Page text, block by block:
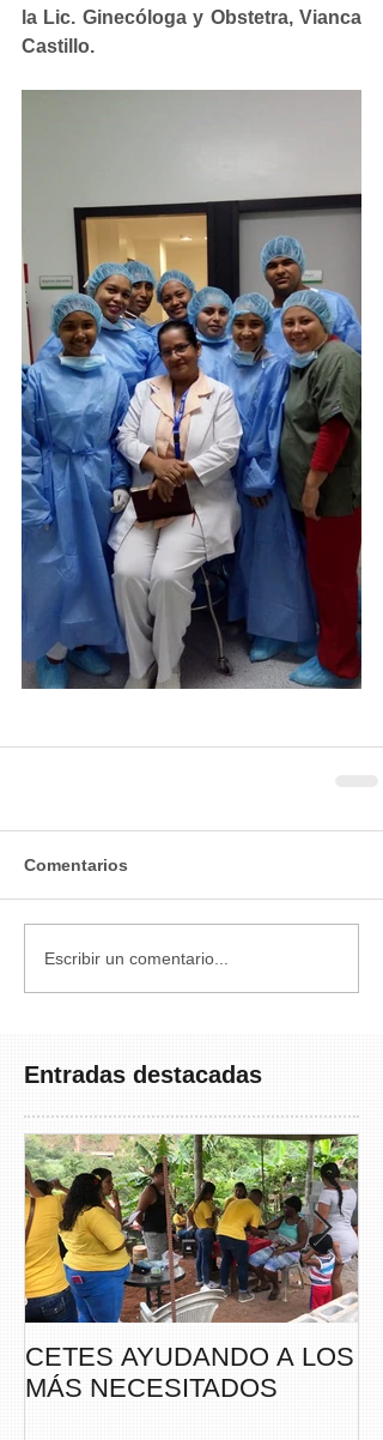
la Lic. Ginecóloga y Obstetra, Vianca
Castillo.
Comentarios
Escribir un comentario...
Entradas destacadas
CETES AYUDANDO A LOS
MÁS NECESITADOS